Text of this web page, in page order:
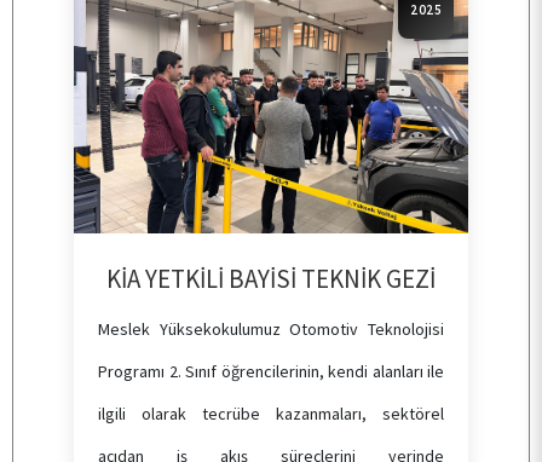
ANA SAYFA
KURUMSAL
BÖLÜMLER
ÖĞRENCİ
2025
KİA YETKİLİ BAYİSİ TEKNİK GEZİ
Meslek Yüksekokulumuz Otomotiv Teknolojisi
Programı 2. Sınıf öğrencilerinin, kendi alanları ile
ilgili olarak tecrübe kazanmaları, sektörel
açıdan iş akış süreçlerini yerinde